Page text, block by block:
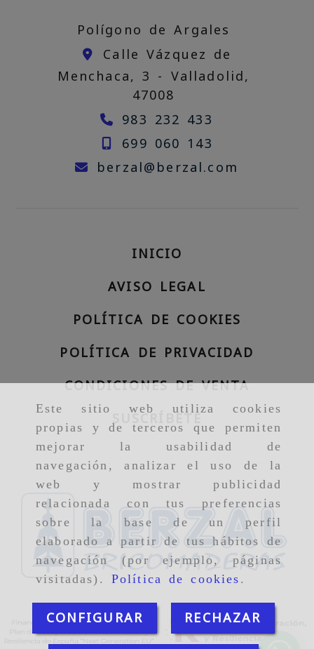
Este sitio web utiliza cookies
propias y de terceros que permiten
mejorar la usabilidad de
navegación, analizar el uso de la
web y mostrar publicidad
relacionada con tus preferencias
sobre la base de un perfil
elaborado a partir de tus hábitos de
navegación (por ejemplo, páginas
visitadas). Política de cookies .
CONFIGURAR RECHAZAR
Polígono de Argales
Calle Vázquez de
Menchaca, 3 - Valladolid,
47008
983 232 433
699 060 143
berzal
berzal.com
INICIO
AVISO LEGAL
POLÍTICA DE COOKIES
POLÍTICA DE PRIVACIDAD
CONDICIONES DE VENTA
SUSCRÍBETE